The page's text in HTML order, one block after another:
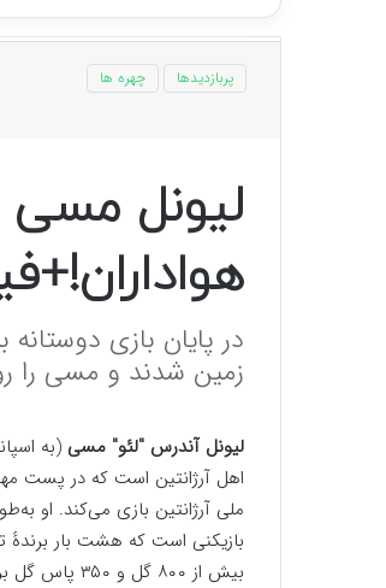
پربازدیدها چهره ها
لیونل
در پایان بازی دوستانه
زمین شدند و مسی را
لیونل آندرس ″لئو″ مسی
اهل آرژانتین است که در پست
ملی آرژانتین بازی می‌کند. او
بازیکنی است که هشت بار